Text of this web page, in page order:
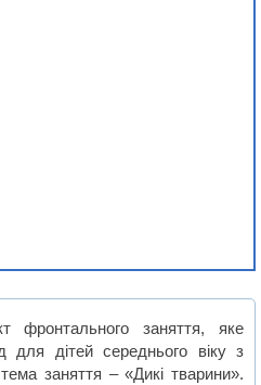
фронтального заняття, яке
для дітей середнього віку з
заняття – «Дикі тварини».